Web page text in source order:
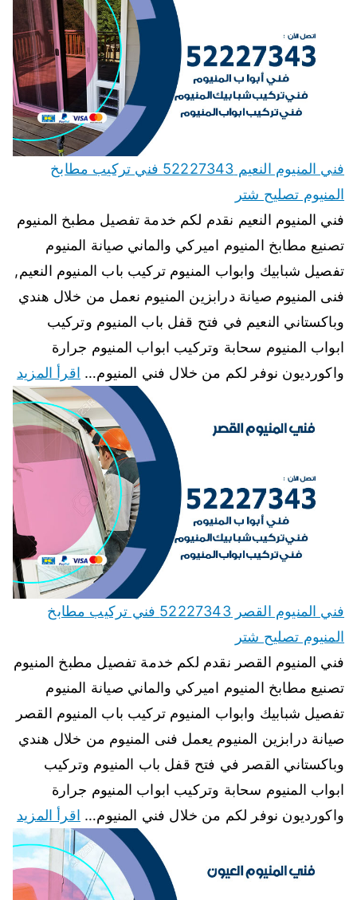
فني المنيوم النعيم 52227343 فني تركيب مطابخ
المنيوم تصليح شتر
فني المنيوم النعيم نقدم لكم خدمة تفصيل مطبخ المنيوم
تصنيع مطابخ المنيوم اميركي والماني صيانة المنيوم
تفصيل شبابيك وابواب المنيوم تركيب باب المنيوم النعيم,
فنى المنيوم صيانة درابزين المنيوم نعمل من خلال هندي
وباكستاني النعيم في فتح قفل باب المنيوم وتركيب
ابواب المنيوم سحابة وتركيب ابواب المنيوم جرارة
واكورديون نوفر لكم من خلال فني المنيوم… اقرأ المزيد
فني المنيوم القصر 52227343 فني تركيب مطابخ
المنيوم تصليح شتر
فني المنيوم القصر نقدم لكم خدمة تفصيل مطبخ المنيوم
تصنيع مطابخ المنيوم اميركي والماني صيانة المنيوم
تفصيل شبابيك وابواب المنيوم تركيب باب المنيوم القصر
صيانة درابزين المنيوم يعمل فنى المنيوم من خلال هندي
وباكستاني القصر في فتح قفل باب المنيوم وتركيب
ابواب المنيوم سحابة وتركيب ابواب المنيوم جرارة
واكورديون نوفر لكم من خلال فني المنيوم… اقرأ المزيد